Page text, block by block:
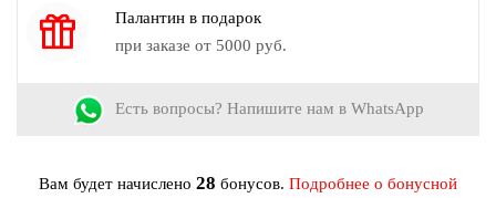
Фиолетовый
Палантин в подарок
при заказе от 5000 руб.
Есть вопросы? Напишите нам в WhatsApp
Вам будет начислено 28 бонусов. Подробнее о бонусной